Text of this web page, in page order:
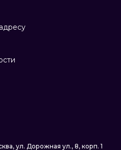
ул. Дорожная ул., 8, корп. 1